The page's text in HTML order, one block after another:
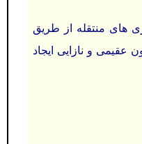
های منتقله از طريق
عقیمی و نازايی ايجاد